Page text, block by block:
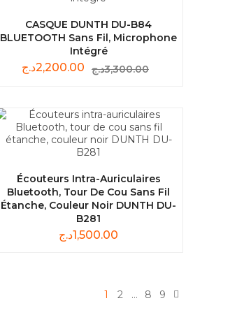
CASQUE DUNTH DU-B84
BLUETOOTH Sans Fil, Microphone
Intégré
3,300.00د.ج 2,200.00د.ج
Écouteurs Intra-Auriculaires
Bluetooth, Tour De Cou Sans Fil
Étanche, Couleur Noir DUNTH DU-
B281
1,500.00د.ج
1 2 … 8 9